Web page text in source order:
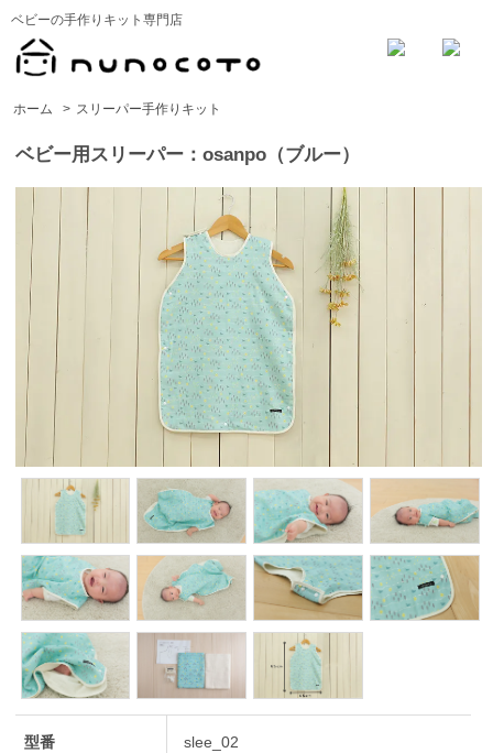
ベビーの手作りキット専門店
ホーム > スリーパー手作りキット
ベビー用スリーパー：osanpo（ブルー）
型番 slee_02